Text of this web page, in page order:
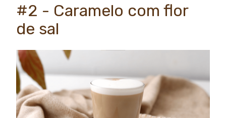
#2 - Caramelo com flor
de sal